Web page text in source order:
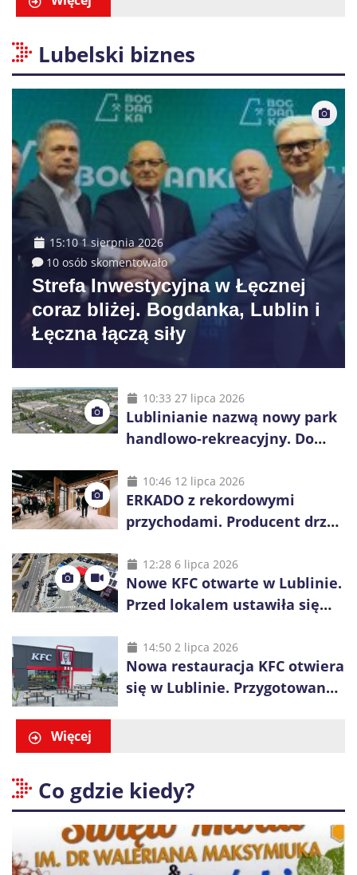
Lubelski biznes
15:10 1 sierpnia 2026
10 osób skomentowało
Strefa Inwestycyjna w Łęcznej
coraz bliżej. Bogdanka, Lublin i
Łęczna łączą siły
10:33 27 lipca 2026
Lublinianie nazwą nowy park
handlowo-rekreacyjny. Do
10:46 12 lipca 2026
ERKADO z rekordowymi
przychodami. Producent drzwi
inwestycje
12:28 6 lipca 2026
Nowe KFC otwarte w Lublinie.
Przed lokalem ustawiła się
14:50 2 lipca 2026
Nowa restauracja KFC otwiera
się w Lublinie. Przygotowano
Więcej
Co gdzie kiedy?